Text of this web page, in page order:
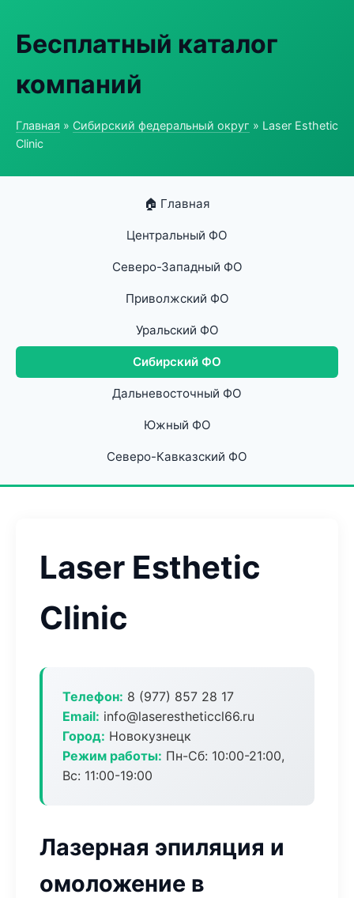
Бесплатный каталог
компаний
Главная » Сибирский федеральный округ » Laser Esthetic
Clinic
🏠 Главная
Центральный ФО
Северо-Западный ФО
Приволжский ФО
Уральский ФО
Сибирский ФО
Дальневосточный ФО
Южный ФО
Северо-Кавказский ФО
Laser Esthetic
Clinic
Телефон: 8 (977) 857 28 17
Email: info@laserestheticcl66.ru
Город: Новокузнецк
Режим работы: Пн-Сб: 10:00-21:00,
Вс: 11:00-19:00
Лазерная эпиляция и
омоложение в